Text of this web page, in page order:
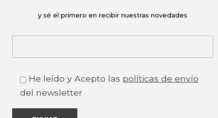
y sé el primero en recibir nuestras novedades
He leído y Acepto las políticas de envío
del newsletter